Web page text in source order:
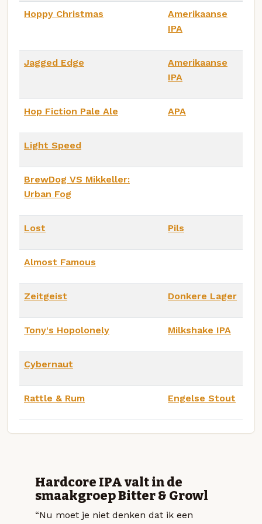
Hoppy Christmas
Amerikaanse
IPA
Jagged Edge
Amerikaanse
IPA
Hop Fiction Pale Ale APA
Light Speed
BrewDog VS Mikkeller:
Urban Fog
Lost Pils
Almost Famous
Zeitgeist Donkere Lager
Tony's Hopolonely Milkshake IPA
Cybernaut
Rattle & Rum Engelse Stout
Hardcore IPA valt in de
smaakgroep Bitter & Growl
“Nu moet je niet denken dat ik een